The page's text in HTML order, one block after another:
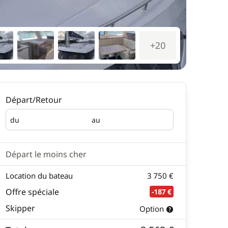
+20
Départ/Retour
du
Départ au
Retour
Départ le moins cher
Location du bateau 3 750 €
Offre spéciale -187 €
Skipper Option